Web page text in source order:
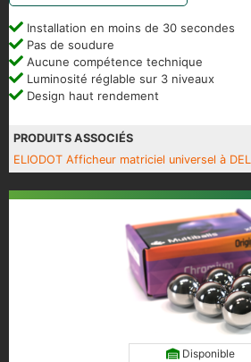
Installation en moins de 30 secondes
Pas de soudure
Aucune compétence technique
Luminosité réglable sur 3 niveaux
Design haut rendement
PRODUITS ASSOCIÉS
ELIODOT Afficheur matriciel universel à DEL
Disponible